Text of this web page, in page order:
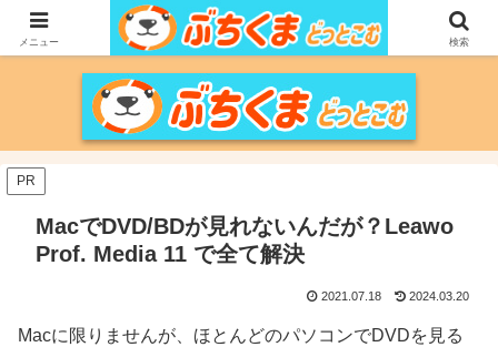
家づくりをメインに、家電、PC/MACなどのレビュー、育児、新潟の情報を気
の向くままに、気が済むまで調べ上げるブログです。
PR
MacでDVD/BDが見れないんだが？Leawo
Prof. Media 11 で全て解決
2021.07.18 2024.03.20
Macに限りませんが、ほとんどのパソコンでDVDを見る
メニュー 検索